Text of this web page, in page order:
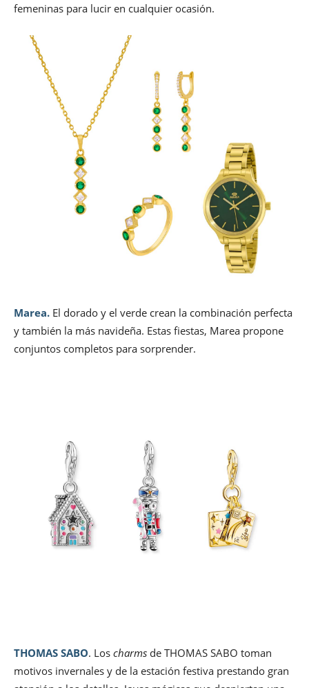
femeninas para lucir en cualquier ocasión.
Marea. El dorado y el verde crean la combinación perfecta
y también la más navideña. Estas fiestas, Marea propone
conjuntos completos para sorprender.
THOMAS SABO. Los charms de THOMAS SABO toman
motivos invernales y de la estación festiva prestando gran